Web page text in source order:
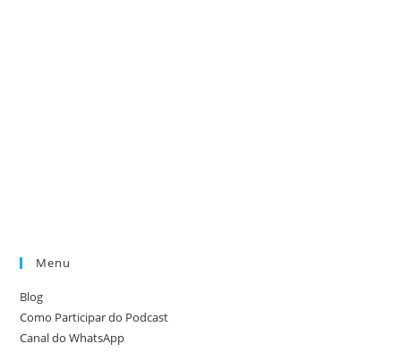
Menu
Blog
Como Participar do Podcast
Canal do WhatsApp